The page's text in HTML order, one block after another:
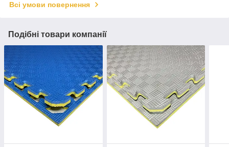
Всі умови повернення
Подібні товари компанії